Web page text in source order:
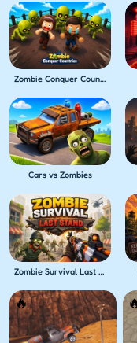
Zombie Conquer Countries
Cars vs Zombies
Zombie Survival Last Stand